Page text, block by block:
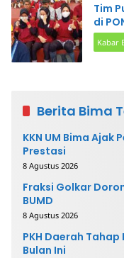
Tim
di
Kabar
Berita Bima
KKN UM Bima Ajak
Prestasi
8 Agustus 2026
Fraksi Golkar
BUMD
8 Agustus 2026
PKH Daerah
Bulan Ini